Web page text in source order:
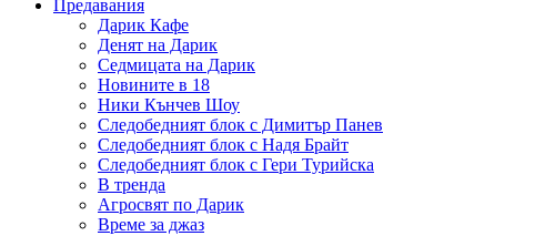
Предавания
Дарик Кафе
Денят на Дарик
Седмицата на Дарик
Новините в 18
Ники Кънчев Шоу
Следобедният блок с Димитър Панев
Следобедният блок с Надя Брайт
Следобедният блок с Гери Турийска
В тренда
Агросвят по Дарик
Време за джаз